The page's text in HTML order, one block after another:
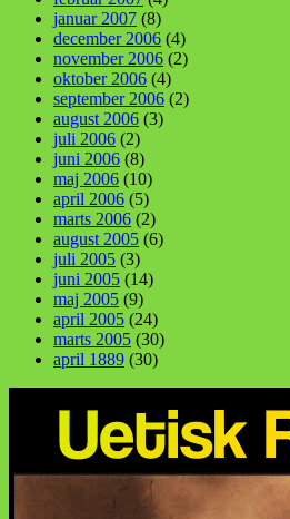
januar 2007 (8)
december 2006 (4)
november 2006 (2)
oktober 2006 (4)
september 2006 (2)
august 2006 (3)
juli 2006 (2)
juni 2006 (8)
maj 2006 (10)
april 2006 (5)
marts 2006 (2)
august 2005 (6)
juli 2005 (3)
juni 2005 (14)
maj 2005 (9)
april 2005 (24)
marts 2005 (30)
april 1889 (30)